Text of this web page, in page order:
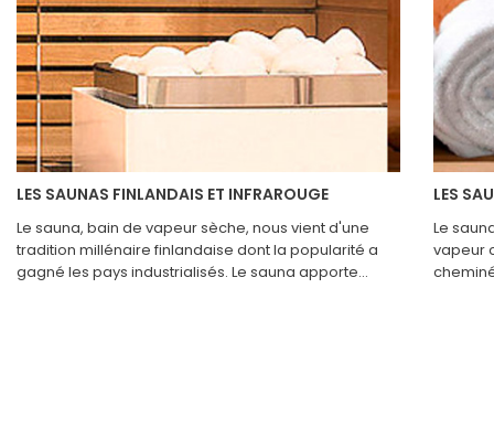
LES SAUNAS FINLANDAIS ET INFRAROUGE
Le sauna, bain de vapeur sèche, nous vient d'une
tradition millénaire finlandaise dont la popularité a
gagné les pays industrialisés. Le sauna apporte
LES
Le
vapeur